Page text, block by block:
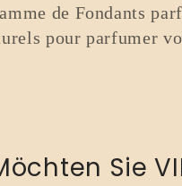
de Fondants
pour parfumer
Sie